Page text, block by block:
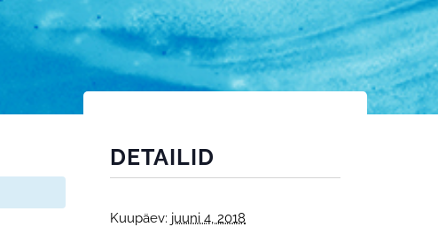
DETAILID
Kuupäev: juuni 4, 2018